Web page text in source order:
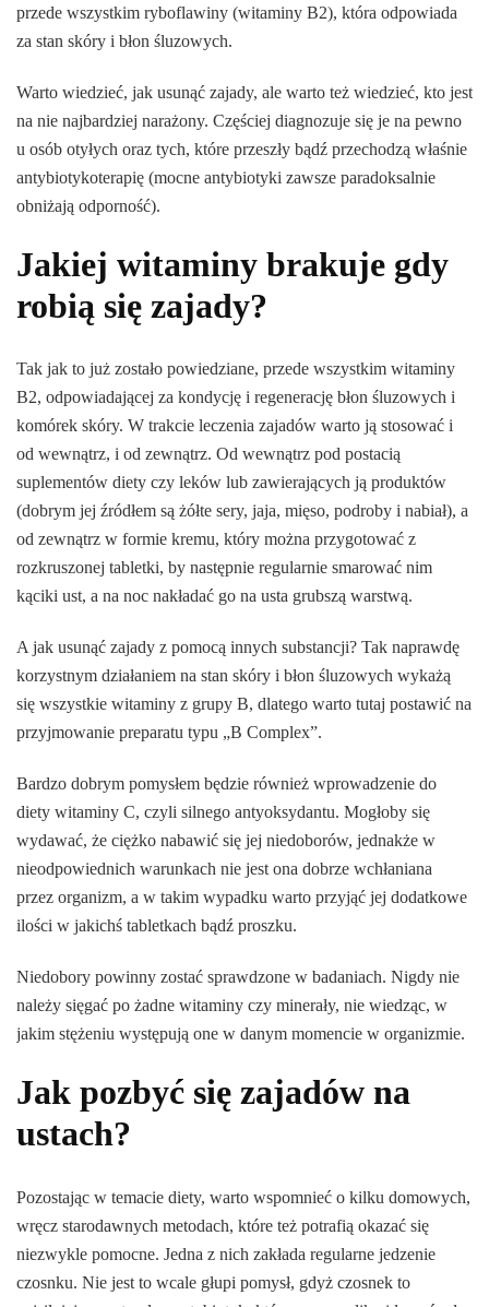
przede wszystkim ryboflawiny (witaminy B2), która odpowiada
za stan skóry i błon śluzowych.
Warto wiedzieć, jak usunąć zajady, ale warto też wiedzieć, kto jest
na nie najbardziej narażony. Częściej diagnozuje się je na pewno
u osób otyłych oraz tych, które przeszły bądź przechodzą właśnie
antybiotykoterapię (mocne antybiotyki zawsze paradoksalnie
obniżają odporność).
Jakiej witaminy brakuje gdy
robią się zajady?
Tak jak to już zostało powiedziane, przede wszystkim witaminy
B2, odpowiadającej za kondycję i regenerację błon śluzowych i
komórek skóry. W trakcie leczenia zajadów warto ją stosować i
od wewnątrz, i od zewnątrz. Od wewnątrz pod postacią
suplementów diety czy leków lub zawierających ją produktów
(dobrym jej źródłem są żółte sery, jaja, mięso, podroby i nabiał), a
od zewnątrz w formie kremu, który można przygotować z
rozkruszonej tabletki, by następnie regularnie smarować nim
kąciki ust, a na noc nakładać go na usta grubszą warstwą.
A jak usunąć zajady z pomocą innych substancji? Tak naprawdę
korzystnym działaniem na stan skóry i błon śluzowych wykażą
się wszystkie witaminy z grupy B, dlatego warto tutaj postawić na
przyjmowanie preparatu typu „B Complex”.
Bardzo dobrym pomysłem będzie również wprowadzenie do
diety witaminy C, czyli silnego antyoksydantu. Mogłoby się
wydawać, że ciężko nabawić się jej niedoborów, jednakże w
nieodpowiednich warunkach nie jest ona dobrze wchłaniana
przez organizm, a w takim wypadku warto przyjąć jej dodatkowe
ilości w jakichś tabletkach bądź proszku.
Niedobory powinny zostać sprawdzone w badaniach. Nigdy nie
należy sięgać po żadne witaminy czy minerały, nie wiedząc, w
jakim stężeniu występują one w danym momencie w organizmie.
Jak pozbyć się zajadów na
ustach?
Pozostając w temacie diety, warto wspomnieć o kilku domowych,
wręcz starodawnych metodach, które też potrafią okazać się
niezwykle pomocne. Jedna z nich zakłada regularne jedzenie
czosnku. Nie jest to wcale głupi pomysł, gdyż czosnek to